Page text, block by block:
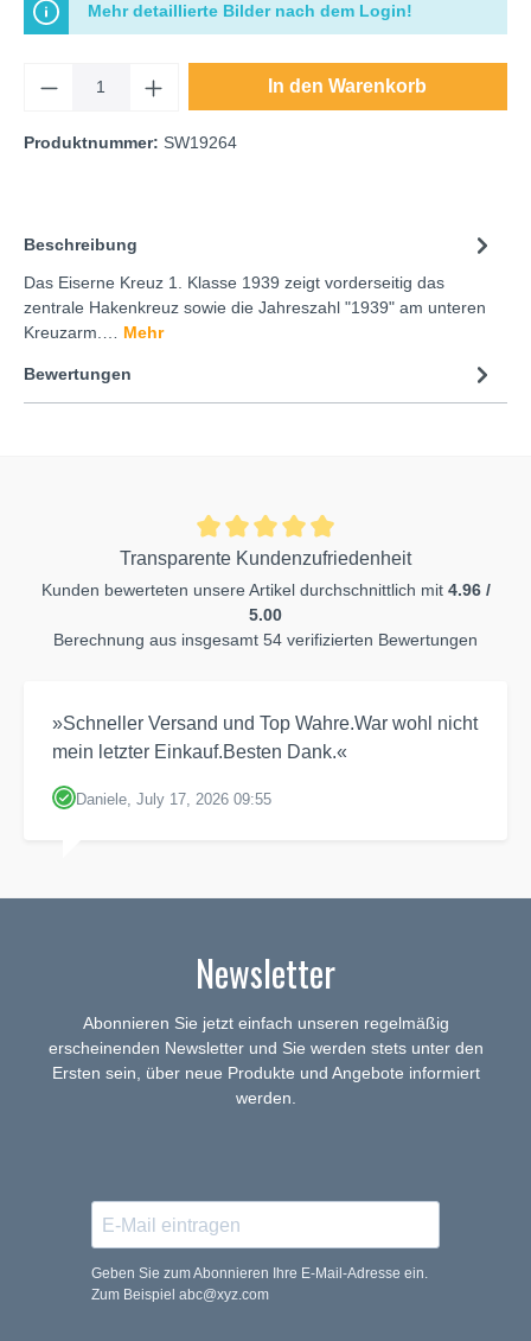
Mehr detaillierte Bilder nach dem Login!
In den Warenkorb
Produktnummer: SW19264
Beschreibung
Das Eiserne Kreuz 1. Klasse 1939 zeigt vorderseitig das
zentrale Hakenkreuz sowie die Jahreszahl "1939" am unteren
Kreuzarm.… Mehr
Bewertungen
Transparente Kundenzufriedenheit
Kunden bewerteten unsere Artikel durchschnittlich mit 4.96 /
5.00
Berechnung aus insgesamt 54 verifizierten Bewertungen
»Schneller Versand und Top Wahre.War wohl nicht
mein letzter Einkauf.Besten Dank.«
Daniele, July 17, 2026 09:55
Newsletter
Abonnieren Sie jetzt einfach unseren regelmäßig
erscheinenden Newsletter und Sie werden stets unter den
Ersten sein, über neue Produkte und Angebote informiert
werden.
Geben Sie zum Abonnieren Ihre E-Mail-Adresse ein.
Zum Beispiel abc@xyz.com